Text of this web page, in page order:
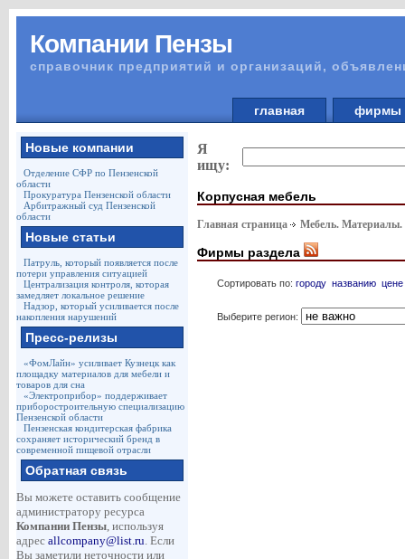
Компании Пензы
справочник предприятий и организаций,
главная
Новые компании
Отделение СФР по Пензенской
области
Прокуратура Пензенской области
Арбитражный суд Пензенской
области
Новые статьи
Патруль, который появляется после
потери управления ситуацией
Централизация контроля, которая
замедляет локальное решение
Надзор, который усиливается после
накопления нарушений
Пресс-релизы
«ФомЛайн» усиливает Кузнецк как
площадку материалов для мебели и
товаров для сна
«Электроприбор» поддерживает
приборостроительную специализацию
Пензенской области
Пензенская кондитерская фабрика
сохраняет исторический бренд в
современной пищевой отрасли
Обратная связь
Вы можете оставить сообщение
администратору ресурса
Компании Пензы, используя
адрес allcompany@list.ru. Если
Вы заметили неточности или
Я
ищу:
Корпусная мебель
Главная страница Мебель.
Фирмы раздела
Сортировать по: городу названию цене
Выберите регион: